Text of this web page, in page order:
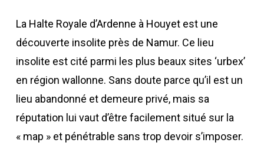
La Halte Royale d’Ardenne à Houyet est une
découverte insolite près de Namur. Ce lieu
insolite est cité parmi les plus beaux sites ‘urbex’
en région wallonne. Sans doute parce qu’il est un
lieu abandonné et demeure privé, mais sa
réputation lui vaut d’être facilement situé sur la
« map » et pénétrable sans trop devoir s’imposer.